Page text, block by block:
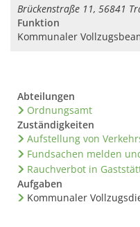
Brückenstraße 11, 56841
Funktion
Kommunaler
Abteilungen
Ordnungsamt
Zuständigkeiten
Aufstellung von
Fundsachen melden
Rauchverbot in
Aufgaben
Kommunaler